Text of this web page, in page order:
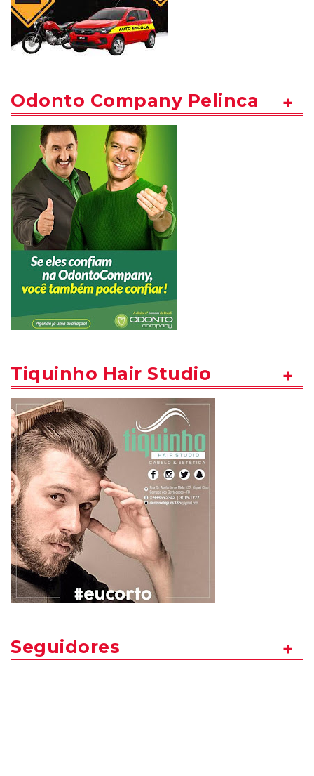
Odonto Company Pelinca
Tiquinho Hair Studio
Seguidores